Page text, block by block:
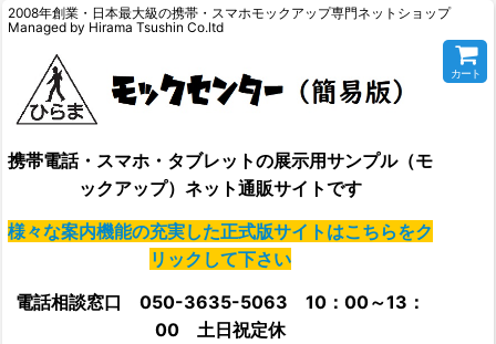
2008年創業・日本最大級の携帯・スマホモックアップ専門ネットショップ
Managed by Hirama Tsushin Co.ltd
携帯電話・スマホ・タブレットの展示用サンプル（モ
ックアップ）ネット通販サイトです
様々な案内機能の充実した正式版サイトはこちらをク
リックして下さい
電話相談窓口 050-3635-5063 10：00～13：
00 土日祝定休
カート